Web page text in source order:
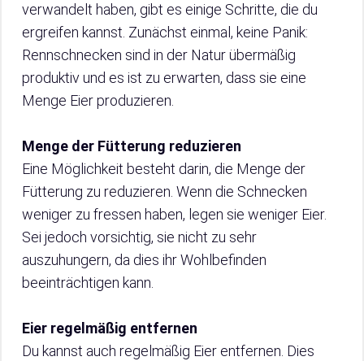
verwandelt haben, gibt es einige Schritte, die du
ergreifen kannst. Zunächst einmal, keine Panik:
Rennschnecken sind in der Natur übermäßig
produktiv und es ist zu erwarten, dass sie eine
Menge Eier produzieren.
Menge der Fütterung reduzieren
Eine Möglichkeit besteht darin, die Menge der
Fütterung zu reduzieren. Wenn die Schnecken
weniger zu fressen haben, legen sie weniger Eier.
Sei jedoch vorsichtig, sie nicht zu sehr
auszuhungern, da dies ihr Wohlbefinden
beeinträchtigen kann.
Eier regelmäßig entfernen
Du kannst auch regelmäßig Eier entfernen. Dies